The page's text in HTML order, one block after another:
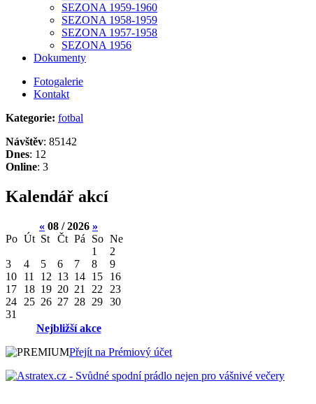
SEZONA 1959-1960
SEZONA 1958-1959
SEZONA 1957-1958
SEZONA 1956
Dokumenty
Fotogalerie
Kontakt
Kategorie: fotbal
Návštěv: 85142
Dnes: 12
Online: 3
Kalendář akcí
« 08 / 2026 »
Po Út St Čt Pá So Ne
1
2
3
4 5 6 7 8
9
10
11 12 13 14 15
16
17
18 19 20 21 22
23
24
25 26 27 28 29 30
31
Nejbližší akce
Přejít na Prémiový účet